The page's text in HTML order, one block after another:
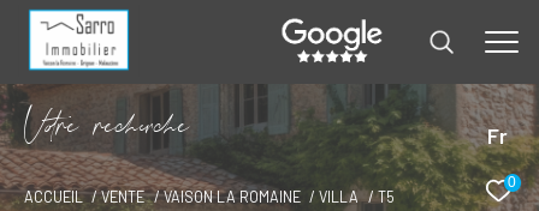
Fr
0
Vore recece
ACCUEIL VENTE VAISON LA ROMAINE VILLA T5